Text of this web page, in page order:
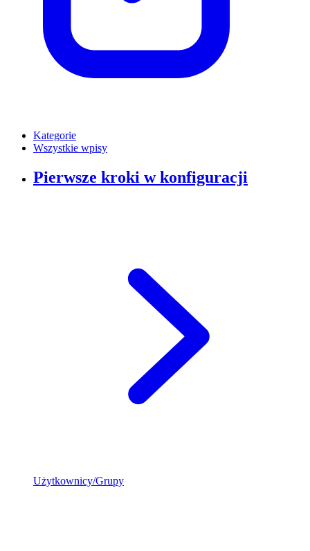
Kategorie
Wszystkie wpisy
Pierwsze kroki w konfiguracji
Użytkownicy/Grupy